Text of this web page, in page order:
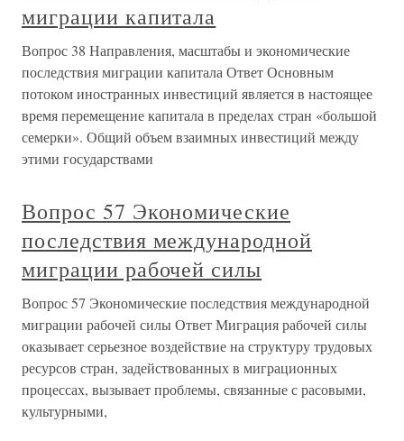
миграции капитала
Вопрос 38 Направления, масштабы и экономические
последствия миграции капитала Ответ Основным
потоком иностранных инвестиций является в настоящее
время перемещение капитала в пределах стран «большой
семерки». Общий объем взаимных инвестиций между
этими государствами
Вопрос 57 Экономические
последствия международной
миграции рабочей силы
Вопрос 57 Экономические последствия международной
миграции рабочей силы Ответ Миграция рабочей силы
оказывает серьезное воздействие на структуру трудовых
ресурсов стран, задействованных в миграционных
процессах, вызывает проблемы, связанные с расовыми,
культурными,